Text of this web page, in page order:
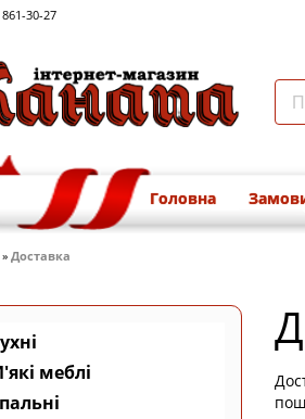
861-30-27
Головна
» Доставка
меблі